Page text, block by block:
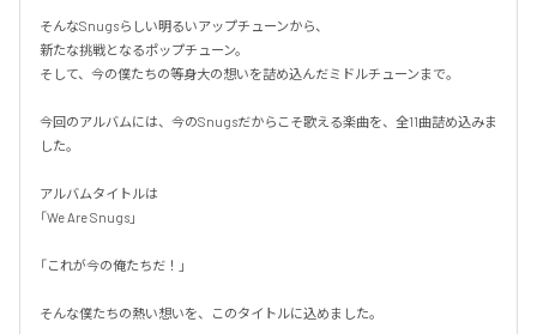
そんなSnugsらしい明るいアップチューンから、
新たな挑戦となるポップチューン。
そして、今の僕たちの等身大の想いを詰め込んだミドルチューンまで。
今回のアルバムには、今のSnugsだからこそ歌える楽曲を、全11曲詰め込みま
した。
アルバムタイトルは
「We Are Snugs」
「これが今の俺たちだ！」
そんな僕たちの熱い想いを、このタイトルに込めました。